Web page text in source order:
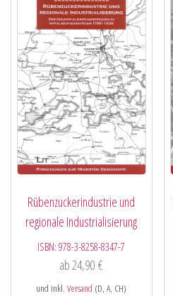
Rübenzuckerindustrie und
regionale Industrialisierung
ISBN:978-3-8258-8347-7
ab 24,90€
und inkl.Versand (D, A, CH)